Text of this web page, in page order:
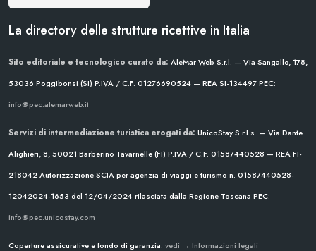
La directory delle strutture ricettive in Italia
Sito editoriale e tecnologico curato da: AleMar Web S.r.l. — Via Sangallo, 178,
53036 Poggibonsi (SI) P.IVA / C.F. 01276690524 — REA SI-134497PEC:
info@pec.alemarweb.it
Servizi di intermediazione turistica erogati da: UnicoStay S.r.l.s. — Via Dante
Alighieri, 8, 50021 Barberino Tavarnelle (FI) P.IVA / C.F. 01587440528 — REA FI-
218042Autorizzazione SCIA per agenzia di viaggi e turismo n. 01587440528-
12042024-1653 del 12/04/2024rilasciata dalla Regione Toscana PEC:
info@pec.unicostay.com
Coperture assicurative e fondo di garanzia: vedi → Informazioni legali